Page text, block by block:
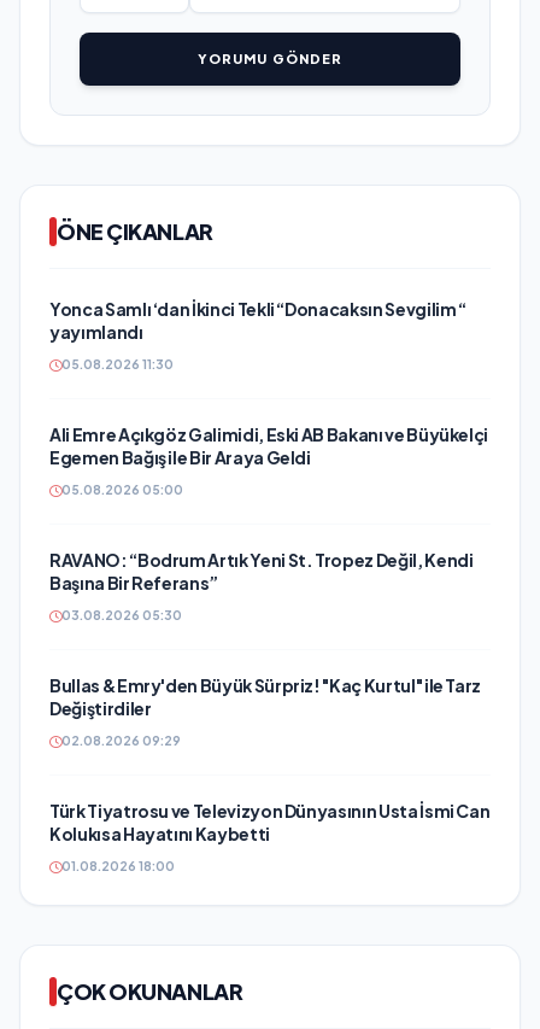
YORUMU GÖNDER
ÖNE ÇIKANLAR
Yonca Samlı ‘dan İkinci Tekli “Donacaksın Sevgilim “
yayımlandı
05.08.2026 11:30
Ali Emre Açıkgöz Galimidi, Eski AB Bakanı ve Büyükelçi
Egemen Bağış ile Bir Araya Geldi
05.08.2026 05:00
RAVANO: “Bodrum Artık Yeni St. Tropez Değil, Kendi
Başına Bir Referans”
03.08.2026 05:30
Bullas & Emry'den Büyük Sürpriz! "Kaç Kurtul" ile Tarz
Değiştirdiler
02.08.2026 09:29
Türk Tiyatrosu ve Televizyon Dünyasının Usta İsmi Can
Kolukısa Hayatını Kaybetti
01.08.2026 18:00
ÇOK OKUNANLAR